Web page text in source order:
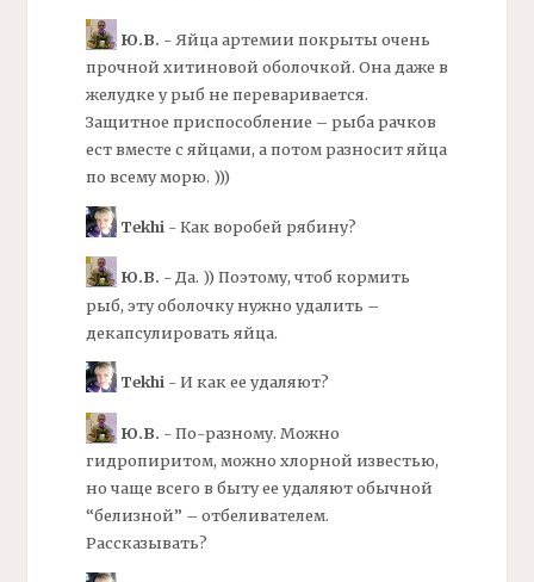
Ю.В. - Яйцаартемии покрыты очень
прочной хитиновой оболочкой. Она даже в
желудке у рыб не переваривается.
Защитное приспособление – рыба рачков
ест вместе с яйцами, а потом разносит яйца
по всему морю. )))
Tekhi- Как воробей рябину?
Ю.В. - Да. )) Поэтому, чтоб кормить
рыб, эту оболочку нужно удалить –
декапсулировать яйца.
Tekhi- И как ее удаляют?
Ю.В. - По-разному. Можно
гидропиритом, можно хлорной известью,
но чаще всего в быту ее удаляют обычной
“белизной” – отбеливателем.
Рассказывать?